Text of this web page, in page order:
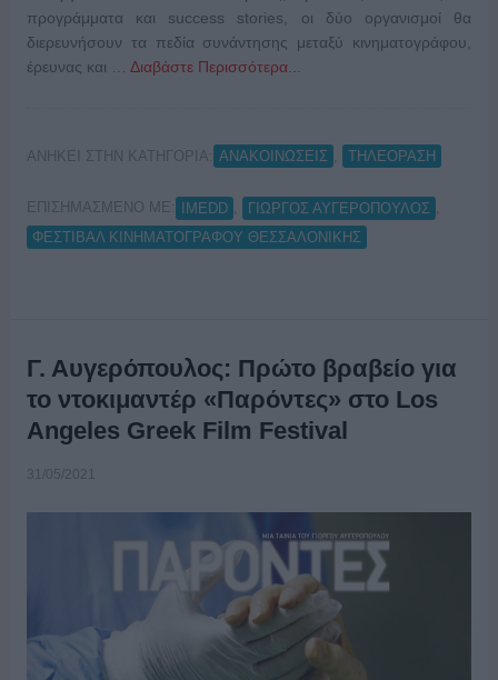
προγράμματα και success stories, οι δύο οργανισμοί θα
διερευνήσουν τα πεδία συνάντησης μεταξύ κινηματογράφου,
έρευνας και … Διαβάστε Περισσότερα...
ΑΝΗΚΕΙ ΣΤΗΝ ΚΑΤΗΓΟΡΙΑ: ΑΝΑΚΟΙΝΩΣΕΙΣ ΤΗΛΕΟΡΑΣΗ
ΕΠΙΣΗΜΑΣΜΕΝΟ ΜΕ: IMEDD ΓΙΩΡΓΟΣ ΑΥΓΕΡΟΠΟΥΛΟΣ
ΦΕΣΤΙΒΑΛ ΚΙΝΗΜΑΤΟΓΡΑΦΟΥ ΘΕΣΣΑΛΟΝΙΚΗΣ
Γ. Αυγερόπουλος: Πρώτο βραβείο για
το ντοκιμαντέρ «Παρόντες» στο Los
Angeles Greek Film Festival
31/05/2021